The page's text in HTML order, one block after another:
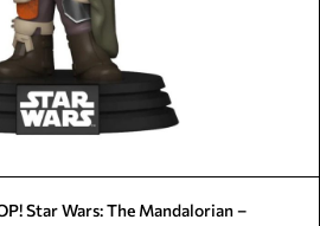
Star Wars: The Mandalorian –